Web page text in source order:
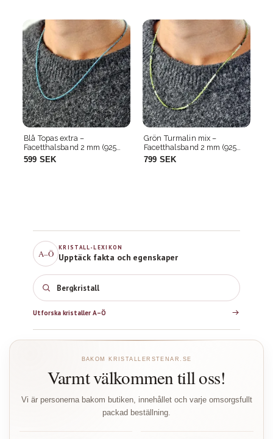
A–Ö
KRISTALL-LEXIKON
Upptäck fakta och egenskaper
Bergkristall
Utforska kristaller A–Ö
BAKOM KRISTALLERSTENAR.SE
Varmt välkommen till oss!
Vi är personerna bakom butiken, innehållet och varje omsorgsfullt
packad beställning.
Grön Turmalin mix –
Facetthalsband 2 mm (925
Silver)
799 SEK
Svart Spinell –
Facetthalsband 2 mm (925
Silver)
599 SEK